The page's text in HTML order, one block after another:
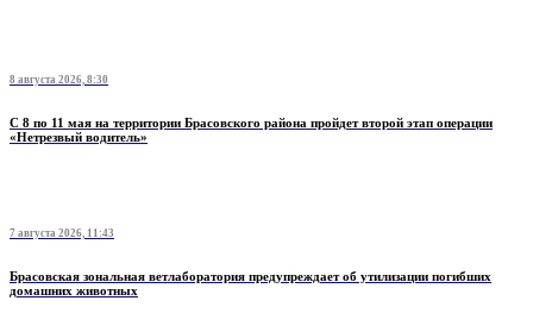
8 августа 2026, 8:30
С 8 по 11 мая на территории Брасовского района пройдет второй этап операции
«Нетрезвый водитель»
7 августа 2026, 11:43
Брасовская зональная ветлаборатория предупреждает об утилизации погибших
домашних животных